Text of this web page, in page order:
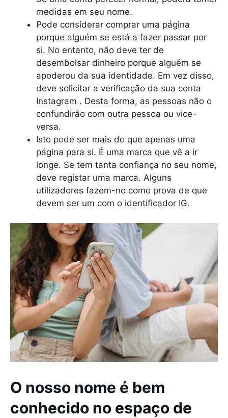
medidas em seu nome.
Pode considerar comprar uma página
porque alguém se está a fazer passar por
si. No entanto, não deve ter de
desembolsar dinheiro porque alguém se
apoderou da sua identidade. Em vez disso,
deve solicitar a verificação da sua conta
Instagram . Desta forma, as pessoas não o
confundirão com outra pessoa ou vice-
versa.
Isto pode ser mais do que apenas uma
página para si. É uma marca que vê a ir
longe. Se tem tanta confiança no seu nome,
deve registar uma marca. Alguns
utilizadores fazem-no como prova de que
devem ser um com o identificador IG.
O nosso nome é bem
conhecido no espaço de